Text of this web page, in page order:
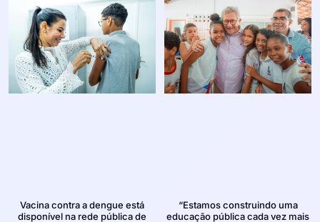
Vacina contra a dengue está
disponível na rede pública de
“Estamos construindo uma
educação pública cada vez mais